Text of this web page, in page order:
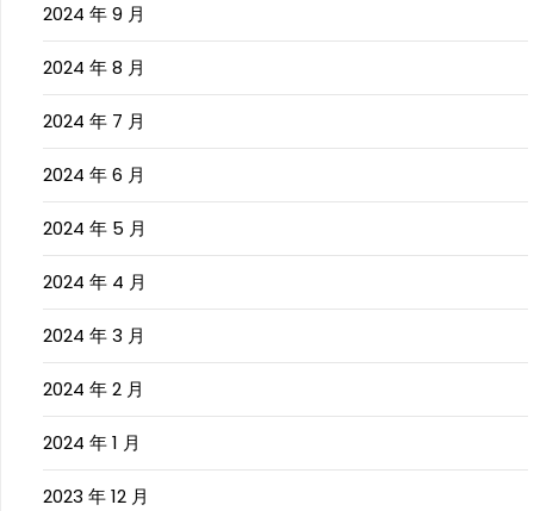
2024 年 9 月
2024 年 8 月
2024 年 7 月
2024 年 6 月
2024 年 5 月
2024 年 4 月
2024 年 3 月
2024 年 2 月
2024 年 1 月
2023 年 12 月